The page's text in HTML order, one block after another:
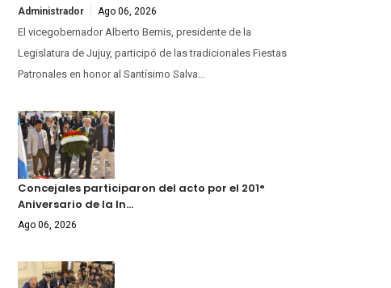
Administrador Ago 06, 2026
El vicegobernador Alberto Bernis, presidente de la
Legislatura de Jujuy, participó de las tradicionales Fiestas
Patronales en honor al Santísimo Salva...
Concejales participaron del acto por el 201°
Aniversario de la In…
Ago 06, 2026